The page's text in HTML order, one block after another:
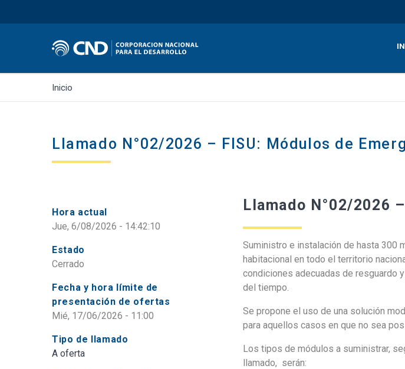
al
Inicio
Llamado N°02/2026 – FISU: Módulos de
Hora actual
Jue, 6/08/2026 - 14:42:10
Estado
Cerrado
Fecha y hora límite de
presentación de ofertas
Mié, 17/06/2026 - 11:00
Tipo de llamado
A oferta
Llamado N°02/2026
Suministro e instalación de hasta 300
habitacional en todo el territorio
condiciones adecuadas de resguardo
del tiempo.
Se propone el uso de una solución
para aquellos casos en que no sea
Los tipos de módulos a suministrar,
llamado, serán: